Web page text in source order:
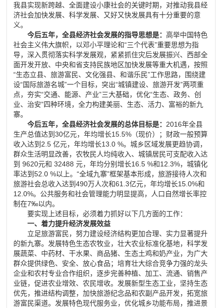
我县实现新跨越、全面建设小康社会的关键时期，对推动我县经
济社会加快发展、科学发展、又好又快发展具有十分重要的意
义。
今后五年，全县经济社会发展的指导思想是：高举中国特色
社会主义伟大旗帜，以邓小平理论和“三个代表”重要思想为指
导，深入贯彻落实科学发展观，紧紧抓住灾后发展振兴、西部全
面开发开放、中央和省支持民族地区加快发展等重大机遇，按照
“生态立县、旅游富民、文化强县、和谐乐民”工作思路，围绕建
设“国际旅游名城”一个目标，突出“城镇建设、旅游开发”两项重
点，夯实“交通、能源、产业”三大基础，优化“生态、政务、创
业、治安”四种环境，全力构建美丽、生态、活力、富裕的新九
寨。
今后五年，全县经济社会发展的总体目标是： 2016年全县
生产总值达到30亿元，年均增长15.5% （现价）；财政一般预算
收入达到 2.5亿元，年均增长13.0 %。城乡区域发展更趋协调，
群众生活明显改善，农牧民人均纯收入、城镇居民可支配收入达
到 9620元和 32488元，年均分别增长16.5 %和12.3%，城镇化
率达到52.0 %以上。“全域九寨”框架基本形成，旅游接待人次和
旅游社会总收入达到490万人次和61.3亿元，年均增长15.0%和
12.0%。公共服务和社会管理能力明显提高，人口自然增长率控
制在7‰以内。
要实现上述目标，必须着力抓好以下几方面的工作：
一、着力提升经济发展效益
立足旅游富民，努力建设经济结构更加合理、实力显著提升
的新九寨。发展特色生态农牧业，壮大农业标准化基地，科学发
展蔬菜、中药材、干水果、商品猪、生态土鸡和奶产业，为广大
群众提供绿色、安全、放心食品；培育壮大综合竞争力强的龙头
企业和农村专业合作组织，逐步完善种植、加工、流通、销售产
业链，促进农业增效、农民增收。发展新型生态工业，坚持生态
优先，推进结构调整，加快旅游纪念品和农副产品开发，拓宽旅
游富民渠道。发展特色现代服务业，优化城乡功能布局，推进景